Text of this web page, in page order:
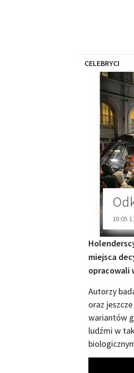
CELEBRYCI
18:05
miejsca
opracowali
Autorzy
oraz
wariantów
ludźmi w